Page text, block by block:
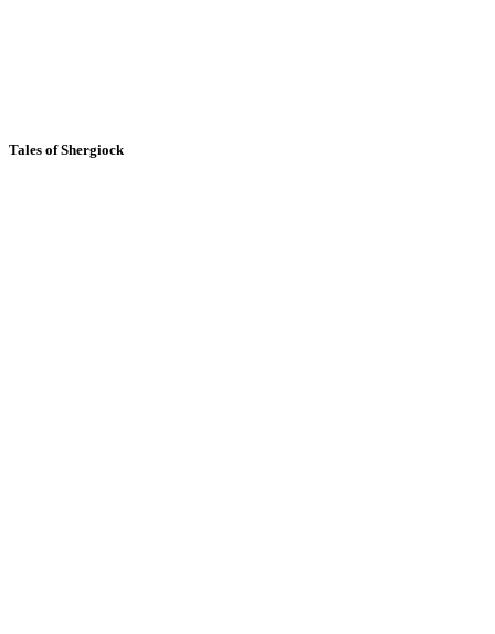
Tales of Shergiock